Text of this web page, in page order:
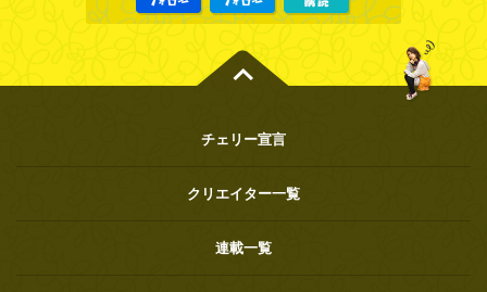
チェリー宣言
クリエイター一覧
連載一覧